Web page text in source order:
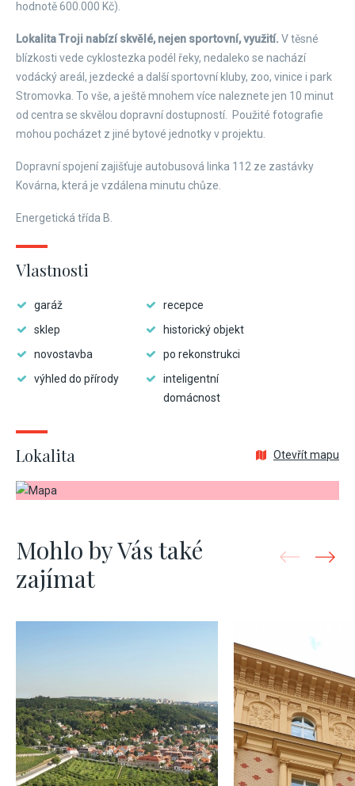
hodnotě 600.000 Kč).
Lokalita Troji nabízí skvělé, nejen sportovní, využití. V těsné
blízkosti vede cyklostezka podél řeky, nedaleko se nachází
vodácký areál, jezdecké a další sportovní kluby, zoo, vinice i park
Stromovka. To vše, a ještě mnohem více naleznete jen 10 minut
od centra se skvělou dopravní dostupností. Použité fotografie
mohou pocházet z jiné bytové jednotky v projektu.
Dopravní spojení zajišťuje autobusová linka 112 ze zastávky
Kovárna, která je vzdálena minutu chůze.
Energetická třída B.
Vlastnosti
garáž
recepce
sklep
historický objekt
novostavba
po rekonstrukci
výhled do přírody
inteligentní
domácnost
Lokalita Otevřít mapu
Mohlo by Vás také
zajímat